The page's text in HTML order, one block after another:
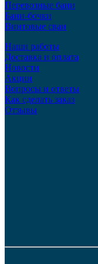
Перевозные бани
Бани-бочки
Винтовые сваи
Наши работы
Доставка и оплата
Новости
Акции
Вопросы и ответы
Как сделать заказ
Отзывы